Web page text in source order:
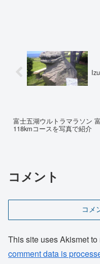
富士五湖ウルトラマラソン
118kmコースを写真で紹介
コメント
コメ
This site uses Akismet to
comment data is